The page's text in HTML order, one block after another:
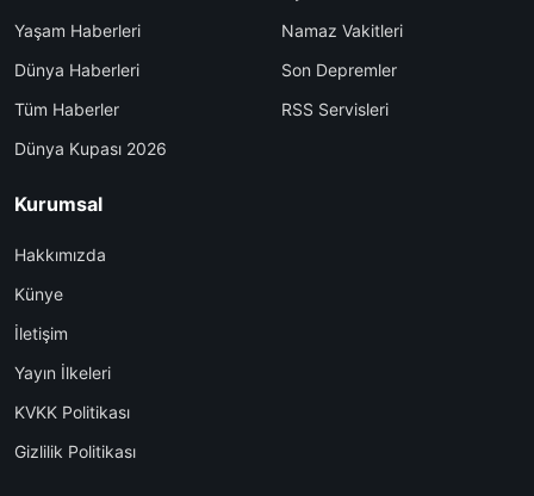
Yaşam Haberleri
Dünya Haberleri
Tüm Haberler
Dünya Kupası 2026
Namaz Vakitleri
Son Depremler
RSS Servisleri
Kurumsal
Hakkımızda
Künye
İletişim
Yayın İlkeleri
KVKK Politikası
Gizlilik Politikası